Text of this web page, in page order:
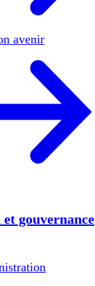
avenir
gouvernance